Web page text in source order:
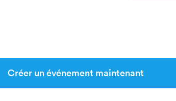
Créer un événement maintenant